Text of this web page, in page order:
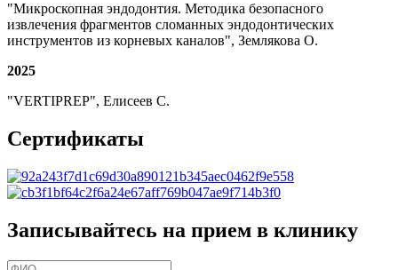
"Микроскопная эндодонтия. Методика безопасного
извлечения фрагментов сломанных эндодонтических
инструментов из корневых каналов", Землякова О.
2025
"VERTIPREP", Елисеев С.
Сертификаты
Записывайтесь на прием в клинику